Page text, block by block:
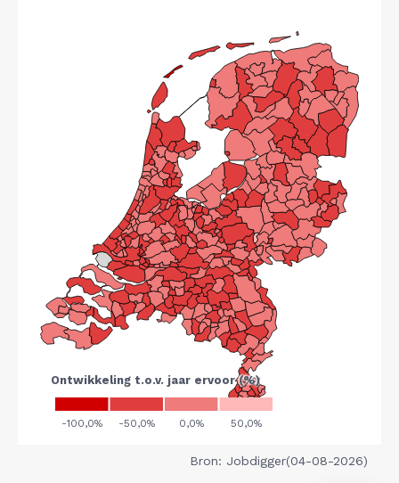
Bron: Jobdigger(04-08-2026)